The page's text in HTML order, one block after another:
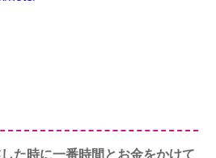
た時に一番時間とお金をかけて